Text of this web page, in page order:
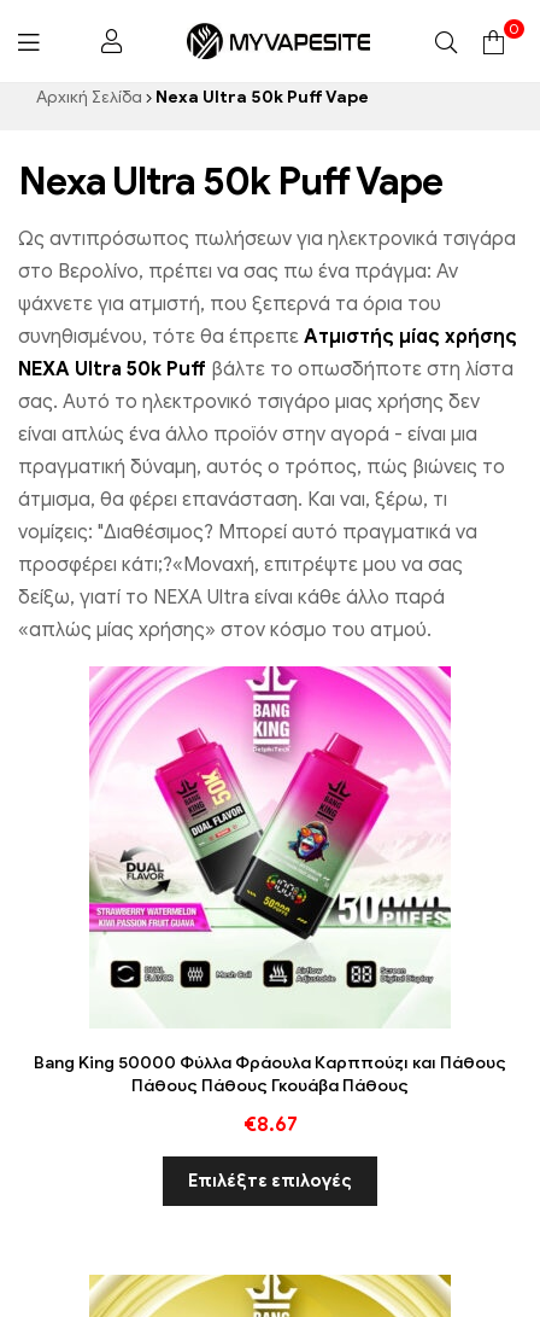
Myvapesite.de
0
Αρχική Σελίδα Nexa Ultra 50k Puff Vape
Nexa Ultra 50k Puff Vape
Ως αντιπρόσωπος πωλήσεων για ηλεκτρονικά τσιγάρα
στο Βερολίνο, πρέπει να σας πω ένα πράγμα: Αν
ψάχνετε για ατμιστή, που ξεπερνά τα όρια του
συνηθισμένου, τότε θα έπρεπε Ατμιστής μίας χρήσης
NEXA Ultra 50k Puff βάλτε το οπωσδήποτε στη λίστα
σας. Αυτό το ηλεκτρονικό τσιγάρο μιας χρήσης δεν
είναι απλώς ένα άλλο προϊόν στην αγορά - είναι μια
πραγματική δύναμη, αυτός ο τρόπος, πώς βιώνεις το
άτμισμα, θα φέρει επανάσταση. Και ναι, ξέρω, τι
νομίζεις: "Διαθέσιμος? Μπορεί αυτό πραγματικά να
προσφέρει κάτι;?«Μοναχή, επιτρέψτε μου να σας
δείξω, γιατί το NEXA Ultra είναι κάθε άλλο παρά
«απλώς μίας χρήσης» στον κόσμο του ατμού.
Bang King 50000 Φύλλα Φράουλα Καρππούζι και Πάθους
Πάθους Πάθους Γκουάβα Πάθους
€8.67
Επιλέξτε επιλογές